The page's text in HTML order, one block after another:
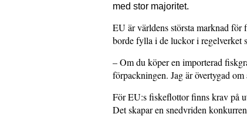
med stor majoritet.
EU är världens största marknad
borde fylla i de luckor i regelverket
– Om du köper en importerad
förpackningen. Jag är övertygad
För EU:s fiskeflottor finns krav på
Det skapar en snedvriden